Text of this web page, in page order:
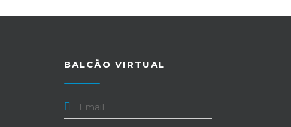
BALCÃO VIRTUAL